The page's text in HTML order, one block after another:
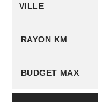
VILLE
RAYON KM